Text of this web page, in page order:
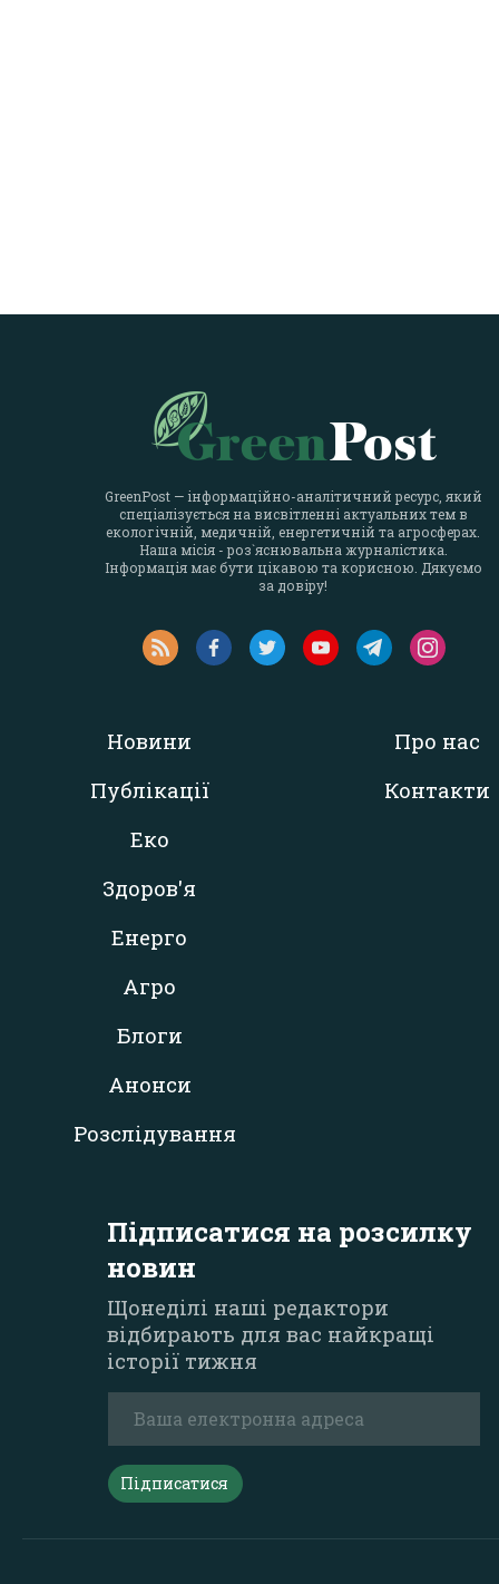
GreenPost — інформаційно-аналітичний ресурс, який
спеціалізується на висвітленні актуальних тем в
екологічній, медичній, енергетичній та агросферах.
Наша місія - роз`яснювальна журналістика.
Інформація має бути цікавою та корисною. Дякуємо
за довіру!
Новини
Публікації
Еко
Здоров'я
Енерго
Агро
Блоги
Анонси
Розслідування
Про нас
Контакти
Підписатися на розсилку
новин
Щонеділі наші редактори
відбирають для вас найкращі
історії тижня
Підписатися